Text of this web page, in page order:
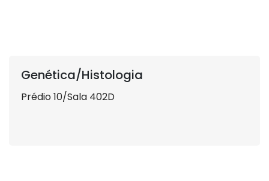
Genética/Histologia
Prédio 10/Sala 402D